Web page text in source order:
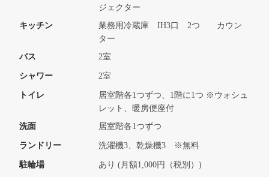
ジェクター
キッチン
業務用冷蔵庫 IH3口 2つ カウン
ター
バス
2室
シャワー 2室
トイレ
居室階各1つずつ、1階に1つ ※ウォシュ
レット、暖房便座付
洗面
居室階各1つずつ
ランドリー 洗濯機3、乾燥機3 ※無料
駐輪場 あり (月額1,000円（税別）)